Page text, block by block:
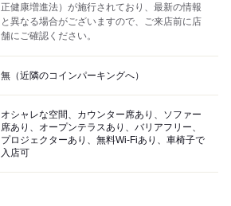
正健康増進法）が施行されており、最新の情報
と異なる場合がございますので、ご来店前に店
舗にご確認ください。
無（近隣のコインパーキングへ）
オシャレな空間、カウンター席あり、ソファー
席あり、オープンテラスあり、バリアフリー、
プロジェクターあり、無料Wi-Fiあり、車椅子で
入店可